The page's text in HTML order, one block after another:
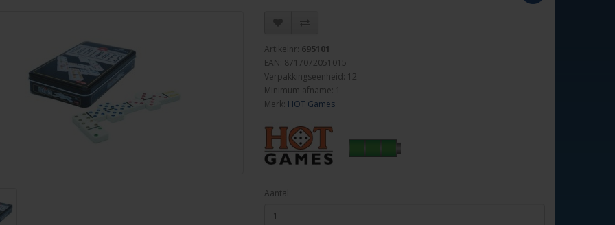
Artikelnr: 695101
EAN: 8717072051015
Verpakkingseenheid: 12
Minimum afname: 1
Merk: HOT Games
Aantal